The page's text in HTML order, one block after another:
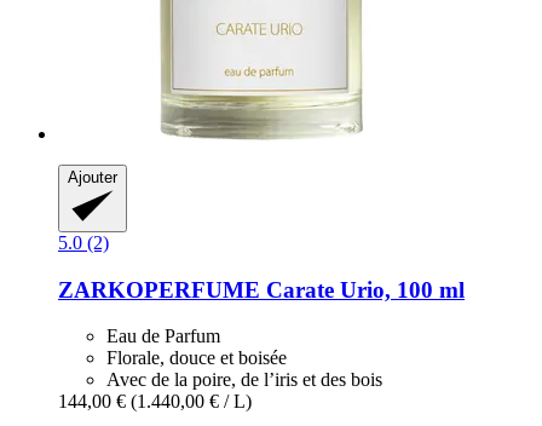
Ajouter
5.0 (2)
ZARKOPERFUME Carate Urio, 100 ml
Eau de Parfum
Florale, douce et boisée
Avec de la poire, de l’iris et des bois
144,00 € (1.440,00 € / L)